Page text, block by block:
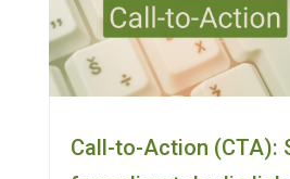
Call-to-Action (CTA):